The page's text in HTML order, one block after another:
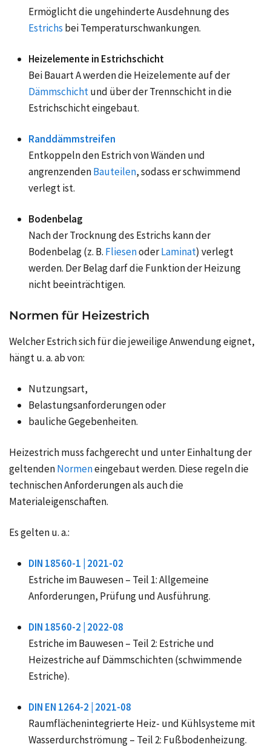
Ermöglicht die ungehinderte Ausdehnung des
Estrichs bei Temperaturschwankungen.
Heizelemente in Estrichschicht
Bei Bauart A werden die Heizelemente auf der
Dämmschichtund über der Trennschicht in die
Estrichschicht eingebaut.
Randdämmstreifen
Entkoppeln den Estrich von Wänden und
angrenzendenBauteilen, sodass er schwimmend
verlegt ist.
Bodenbelag
Nach der Trocknung des Estrichs kann der
Bodenbelag (z. B. FliesenoderLaminat) verlegt
werden. Der Belag darf die Funktion der Heizung
nicht beeinträchtigen.
Normen für Heizestrich
Welcher Estrich sich für die jeweilige Anwendung eignet,
hängt u. a. ab von:
Nutzungsart,
Belastungsanforderungen oder
bauliche Gegebenheiten.
Heizestrich muss fachgerecht und unter Einhaltung der
geltendenNormeneingebaut werden. Diese regeln die
technischen Anforderungen als auch die
Materialeigenschaften.
Es gelten u. a.:
DIN 18560-1 | 2021-02
Estriche im Bauwesen – Teil 1: Allgemeine
Anforderungen, Prüfung und Ausführung.
DIN 18560-2 | 2022-08
Estriche im Bauwesen – Teil 2: Estriche und
Heizestriche auf Dämmschichten (schwimmende
Estriche).
DIN EN 1264-2 | 2021-08
Raumflächenintegrierte Heiz- und Kühlsysteme mit
Wasserdurchströmung – Teil 2: Fußbodenheizung.